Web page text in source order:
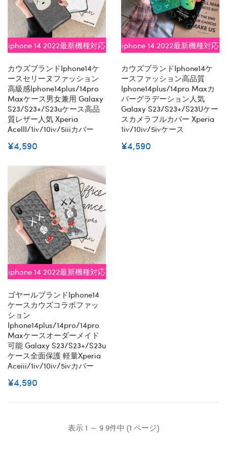
iphone 14 2022最新機種対応
カウズブランドiphone14ケ
ースセリーヌファッション
高級感iphone14plus/14pro
Maxケース男女兼用 Galaxy
S23/s23+/s23uケース高品
質レザー人気 Xperia
AceIII/1iv/10iv/5iiiカバー
¥4,590
iphone 14 2022最新機種対応
カウズブランドiphone14ケ
ースファッション高品質
Iphone14plus/14pro Maxカ
バーグラデーション人気
Galaxy S23/S23+/S23Uケー
スカメラフルカバー Xperia
1iv/10iv/5ivケース
¥4,590
iphone 14 2022最新機種対応
ゴヤールブランドiphone14
ケースカウズコラボファッ
ション
Iphone14plus/14pro/14pro
Maxケースオーダーメイド
可能 Galaxy S23/s23+/s23u
ケース全面保護 軽量Xperia
Aceiii/1iv/10iv/5ivカバー
¥4,590
表示 1 ～ 9 9件中 (1 ページ)